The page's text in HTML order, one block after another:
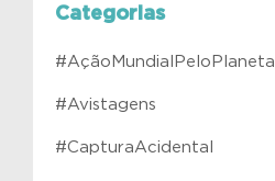
Categorias
#AçãoMundialPeloPlaneta
#Avistagens
#CapturaAcidental